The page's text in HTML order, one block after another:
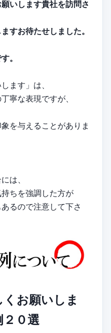
いします貴社を訪問さ
すお待たせしました。
。
ます」は、
寧な表現ですが、
を与えることがありま
は、
ちを強調した方が
るので注意して下さ
くお願いしま
０選